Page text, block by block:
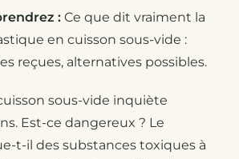
: Ce que dit vraiment la
en cuisson sous-vide :
reçues, alternatives possibles.
sous-vide inquiète
Est-ce dangereux ? Le
t-il des substances toxiques à